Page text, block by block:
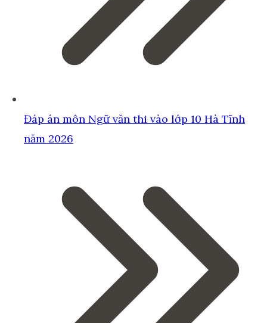
Đáp án môn Ngữ văn thi vào lớp 10 Hà Tĩnh
năm 2026